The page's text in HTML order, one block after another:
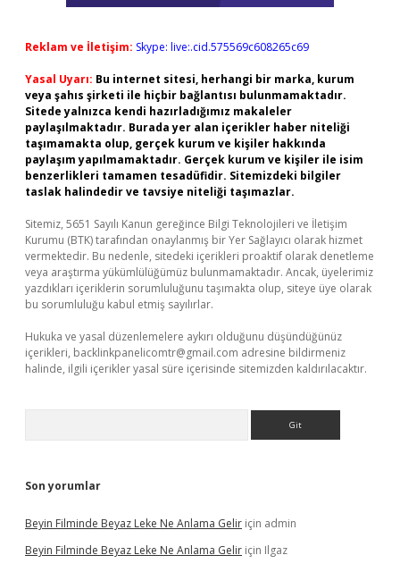
Reklam ve İletişim: Skype: live:.cid.575569c608265c69
Yasal Uyarı: Bu internet sitesi, herhangi bir marka, kurum
veya şahıs şirketi ile hiçbir bağlantısı bulunmamaktadır.
Sitede yalnızca kendi hazırladığımız makaleler
paylaşılmaktadır. Burada yer alan içerikler haber niteliği
taşımamakta olup, gerçek kurum ve kişiler hakkında
paylaşım yapılmamaktadır. Gerçek kurum ve kişiler ile isim
benzerlikleri tamamen tesadüfidir. Sitemizdeki bilgiler
taslak halindedir ve tavsiye niteliği taşımazlar.
Sitemiz, 5651 Sayılı Kanun gereğince Bilgi Teknolojileri ve İletişim
Kurumu (BTK) tarafından onaylanmış bir Yer Sağlayıcı olarak hizmet
vermektedir. Bu nedenle, sitedeki içerikleri proaktif olarak denetleme
veya araştırma yükümlülüğümüz bulunmamaktadır. Ancak, üyelerimiz
yazdıkları içeriklerin sorumluluğunu taşımakta olup, siteye üye olarak
bu sorumluluğu kabul etmiş sayılırlar.
Hukuka ve yasal düzenlemelere aykırı olduğunu düşündüğünüz
içerikleri, backlinkpanelicomtr@gmail.com adresine bildirmeniz
halinde, ilgili içerikler yasal süre içerisinde sitemizden kaldırılacaktır.
Son yorumlar
Beyin Filminde Beyaz Leke Ne Anlama Gelir için admin
Beyin Filminde Beyaz Leke Ne Anlama Gelir için Ilgaz